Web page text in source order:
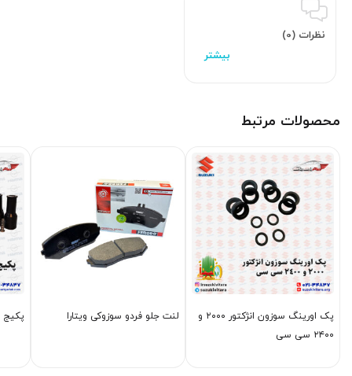
نظرات (0)
محصولات مرتبط
پک اورینگ سوزون انژکتور ۲۰۰۰ و
۲۴۰۰ سی سی
لنت جلو فردو سوزوکی ویتارا پکیج